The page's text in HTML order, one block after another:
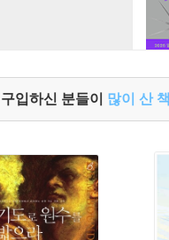
입하신 분들이 많이 산 책